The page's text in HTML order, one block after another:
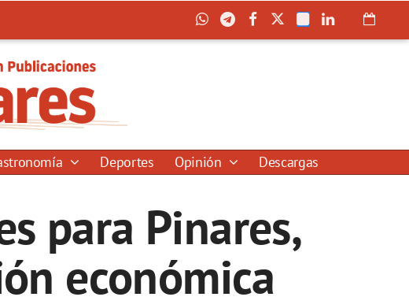
Deportes Opinión Descargas
para Pinares,
económica